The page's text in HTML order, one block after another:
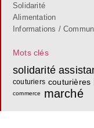
Solidarité
Alimentation
Informations /
Mots clés
solidarité
couturiers couturières
commerce marché